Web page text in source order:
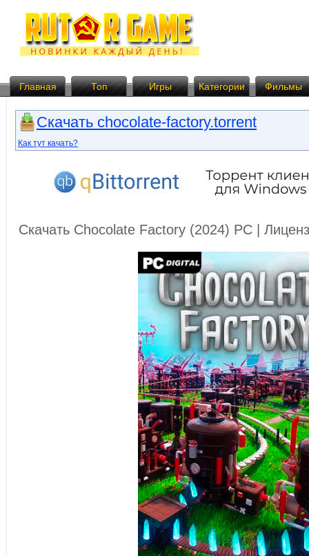
Главная Топ Игры Категории Фильмы
Скачать chocolate-factory.torrent
Как тут качать?
Скачать Chocolate Factory (2024) PC |